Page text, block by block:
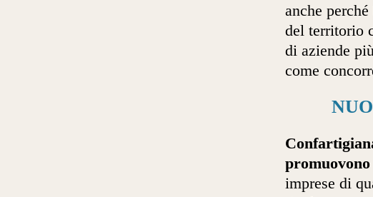
anche
del territorio
di aziende
come
imprese di